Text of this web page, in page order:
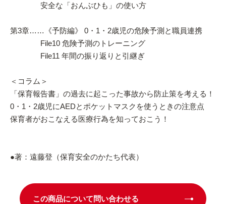
安全な「おんぶひも」の使い方
第3章……《予防編》 0・1・2歳児の危険予測と職員連携
File10 危険予測のトレーニング
File11 年間の振り返りと引継ぎ
＜コラム＞
「保育報告書」の過去に起こった事故から防止策を考える！
0・1・2歳児にAEDとポケットマスクを使うときの注意点
保育者がおこなえる医療行為を知っておこう！
●著：遠藤登（保育安全のかたち代表）
この商品について問い合わせる